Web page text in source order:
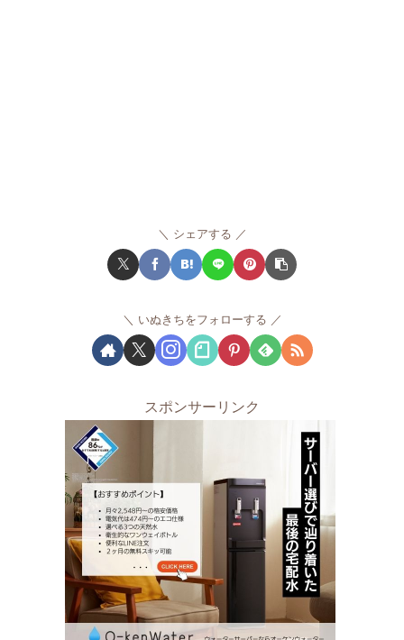
シェアする
いぬきちをフォローする
スポンサーリンク